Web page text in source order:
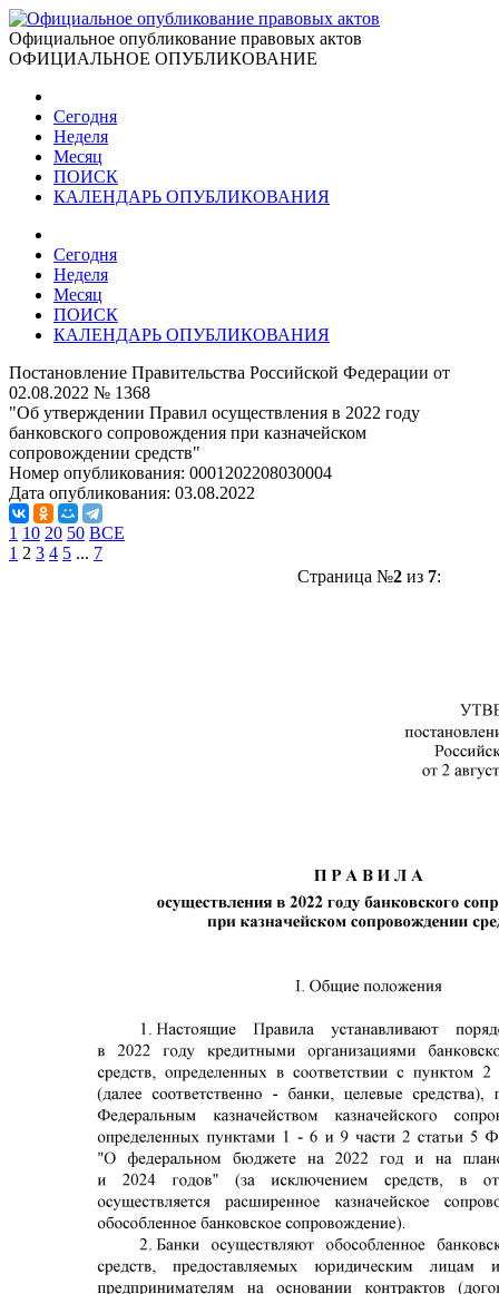
Официальное опубликование правовых актов
ОФИЦИАЛЬНОЕ ОПУБЛИКОВАНИЕ
Сегодня
Неделя
Месяц
ПОИСК
КАЛЕНДАРЬ ОПУБЛИКОВАНИЯ
Сегодня
Неделя
Месяц
ПОИСК
КАЛЕНДАРЬ ОПУБЛИКОВАНИЯ
Постановление Правительства Российской Федерации от
02.08.2022 № 1368
"Об утверждении Правил осуществления в 2022 году
банковского сопровождения при казначейском
сопровождении средств"
Номер опубликования: 0001202208030004
Дата опубликования: 03.08.2022
1 10 20 50 ВСЕ
1 2 3 4 5 ... 7
Страница №2из 7: